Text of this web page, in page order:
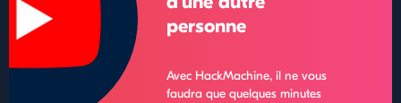
personne
Avec HackMachine, il ne vous
faudra que quelques minutes